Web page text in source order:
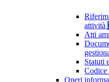
attività
Atti
Statuti
Codice
Oneri